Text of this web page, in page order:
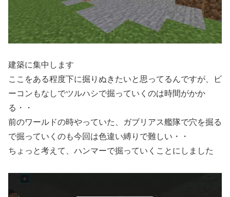
建築に集中します
ここをある程度下に掘りぬきたいと思ってるんですが、ビ
ーコンもなしでツルハシで掘っていくのは時間がかか
る・・
前のワールドの時やっていた、ガブリアス艦隊で穴を掘る
で掘っていくのも今回は色違い縛りで難しい・・
ちょっと考えて、ハンマーで掘っていくことにしました